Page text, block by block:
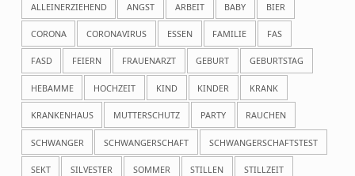
ALLEINERZIEHEND ANGST ARBEIT BABY BIER
CORONA CORONAVIRUS ESSEN FAMILIE FAS
FASD FEIERN FRAUENARZT GEBURT GEBURTSTAG
HEBAMME HOCHZEIT KIND KINDER KRANK
KRANKENHAUS MUTTERSCHUTZ PARTY RAUCHEN
SCHWANGER SCHWANGERSCHAFT SCHWANGERSCHAFTSTEST
SEKT SILVESTER SOMMER STILLEN STILLZEIT